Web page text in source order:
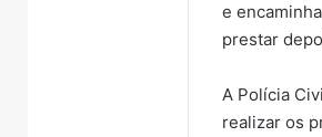
e
prestar
A Polícia
realizar os